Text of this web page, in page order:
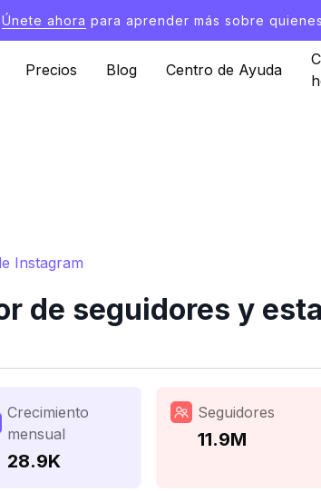
Únete ahora para aprender más sobre
Precios Blog Centro de Ayuda
Instagram
de seguidores y
Crecimiento
mensual
28.9K
Seguidores
11.9M